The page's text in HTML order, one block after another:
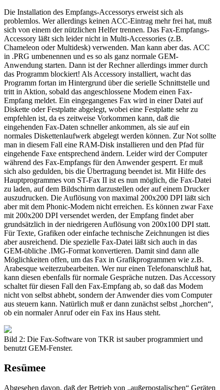
Die Installation des Empfangs-Accessorys erweist sich als
problemlos. Wer allerdings keinen ACC-Eintrag mehr frei hat, muß
sich von einem der nützlichen Helfer trennen. Das Fax-Empfangs-
Accessory läßt sich leider nicht in Multi-Accessories (z.B.
Chameleon oder Multidesk) verwenden. Man kann aber das. ACC
in .PRG umbenennen und es so als ganz normale GEM-
Anwendung starten. Dann ist der Rechner allerdings immer durch
das Programm blockiert! Als Accessory installiert, wacht das
Programm fortan im Hintergrund über die serielle Schnittstelle und
tritt in Aktion, sobald das angeschlossene Modem einen Fax-
Empfang meldet. Ein eingegangenes Fax wird in einer Datei auf
Diskette oder Festplatte abgelegt, wobei eine Festplatte sehr zu
empfehlen ist, da es zeitweise Vorkommen kann, daß die
eingehenden Fax-Daten schneller ankommen, als sie auf ein
normales Diskettenlaufwerk abgelegt werden können. Zur Not sollte
man in diesem Fall eine RAM-Disk installieren und den Pfad für
eingehende Faxe entsprechend ändern. Leider wird der Computer
während des Fax-Empfangs für den Anwender gesperrt. Er muß
sich also gedulden, bis die Übertragung beendet ist. Mit Hilfe des
Hauptprogrammes von ST-Fax II ist es nun möglich, die Fax-Datei
zu laden, auf dem Bildschirm darzustellen oder auf einem Drucker
auszudrucken. Die Auflösung von maximal 200x200 DPI läßt sich
aber mit dem Phonic-Modem nicht erreichen. Es können zwar Faxe
mit 200x200 DPI versendet werden, der Empfang findet aber
grundsätzlich in der niedrigeren Auflösung von 200x100 DPI statt.
Für Texte, Grafiken oder einfache technische Zeichnungen ist dies
aber ausreichend. Die spezielle Fax-Datei läßt sich auch in das
GEM-übliche .IMG-Format konvertieren. Damit sind dann alle
Möglichkeiten offen, um das Fax in Grafikprogrammen wie z.B.
Arabesque weiterzubearbeiten. Wer nur einen Telefonanschluß hat,
kann diesen ebenfalls für normale Gespräche nutzen. Das Accessory
schaltet für diesen Fall den Fax-Empfang ab, so daß das Modem
nicht von selbst abhebt, sondern der Anwender dies vom Computer
aus steuern kann. Natürlich muß er dann zunächst selbst „horchen“,
ob ein normaler Anruf oder ein Fax ins Haus steht.
Bild 2: Die Fax-Software von TKR ist sauber programmiert und
benutzt GEM-Fenster.
Resümee
Abgesehen davon, daß der Betrieb von „außerpostalischen“ Geräten